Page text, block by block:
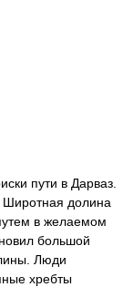
пути в Дарваз.
Широтная долина
в желаемом
большой
Люди
хребты